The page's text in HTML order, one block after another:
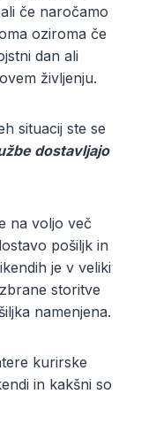
če naročamo
oziroma če
dan ali
življenju.
situacij ste se
dostavljajo
na voljo več
pošiljk in
je v veliki
storitve
namenjena.
kurirske
in kakšni so